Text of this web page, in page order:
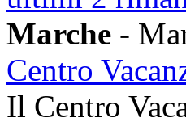
Marche -
Centro
Il Centro